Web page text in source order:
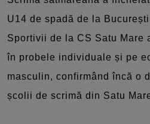
U14 de spadă de la
Sportivii de la CS Satu Mare
în probele individuale și pe
masculin, confirmând încă o
școlii de scrimă din Satu